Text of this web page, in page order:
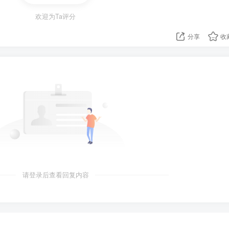
德罗·卡斯蒂略。（美联社）
期的钢铝关税违规。中方：呼吁美尊重裁决；
美国钢铝232关税措施世贸争端案发布系列专家组报告，裁定
规则，并呼吁美国重返正轨。
欢迎为Ta评分
分享 收
请登录后查看回复内容